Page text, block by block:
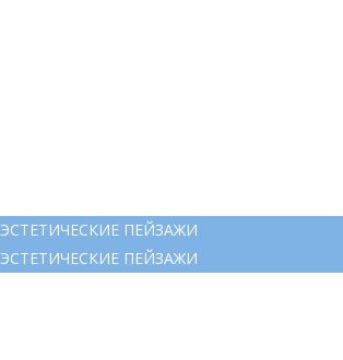
ЭСТЕТИЧЕСКИЕ ПЕЙЗАЖИ
ЭСТЕТИЧЕСКИЕ ПЕЙЗАЖИ